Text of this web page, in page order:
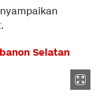
Selatan